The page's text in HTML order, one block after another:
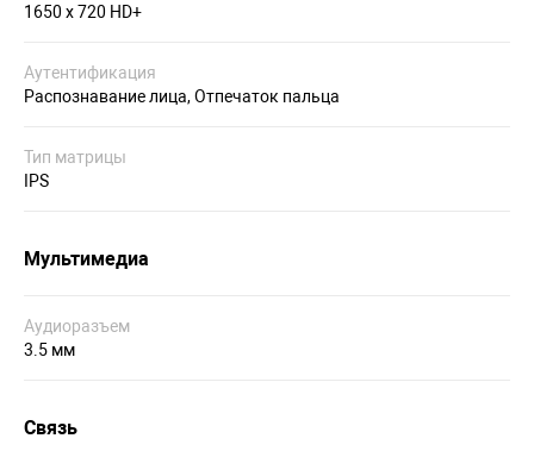
1650 x 720 HD+
Аутентификация
Распознавание лица, Отпечаток пальца
Тип матрицы
IPS
Мультимедиа
Аудиоразъем
3.5 мм
Связь